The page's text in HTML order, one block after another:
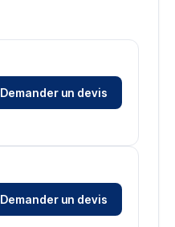
Demander un devis
Demander un devis